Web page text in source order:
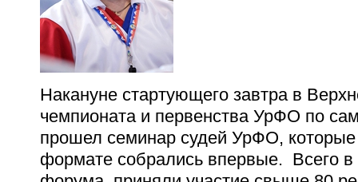
Накануне стартующего завтра в
чемпионата и первенства УрФО по
прошел семинар судей УрФО,
формате собрались впервые. Всего в